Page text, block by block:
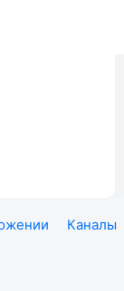
Каналы